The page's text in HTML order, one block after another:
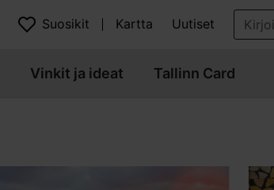
Suosikit Kartta Uutiset
Vinkit ja ideat Tallinn Card